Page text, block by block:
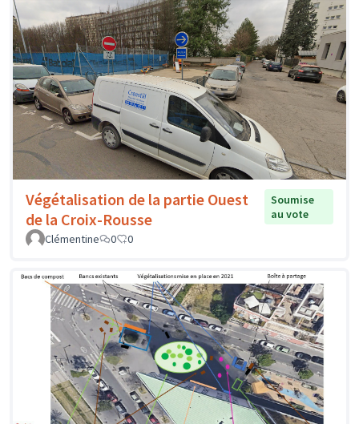
Végétalisation de la partie Ouest
de la Croix-Rousse
Soumise
au vote
Clémentine
0 0